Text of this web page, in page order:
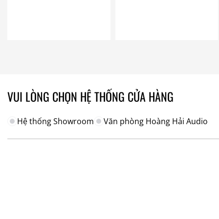
VUI LÒNG CHỌN HỆ THỐNG CỬA HÀNG
Hệ thống Showroom Văn phòng Hoàng Hải Audio